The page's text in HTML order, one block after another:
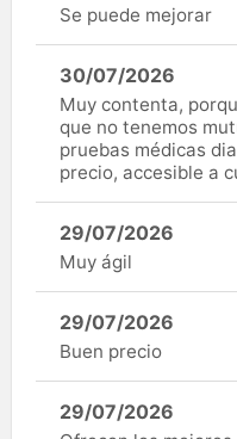
Se puede mejorar
30/07/2026
Muy contenta,
que no tenemos
pruebas médicas
precio, accesible a
29/07/2026
Muy ágil
29/07/2026
Buen precio
29/07/2026